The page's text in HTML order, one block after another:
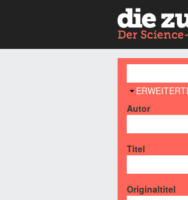
Autor
Titel
Originaltitel